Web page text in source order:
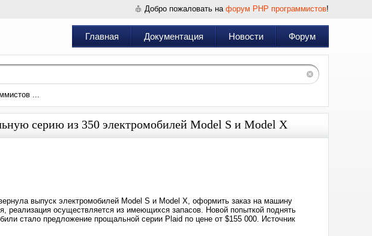
Добро пожаловать на форум PHP программистов!
Главная Документация Новости Форум
...
серию из 350 электромобилей Model S и Model X
выпуск электромобилей Model S и Model X, оформить заказ на машину
реализация осуществляется из имеющихся запасов. Новой попыткой поднять
стало предложение прощальной серии Plaid по цене от $155 000. Источник